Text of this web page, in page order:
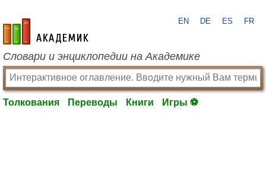
academic.ru
EN DE ES FR
Словари и энциклопедии на Академике
Толкования Переводы Книги Игры ⚽